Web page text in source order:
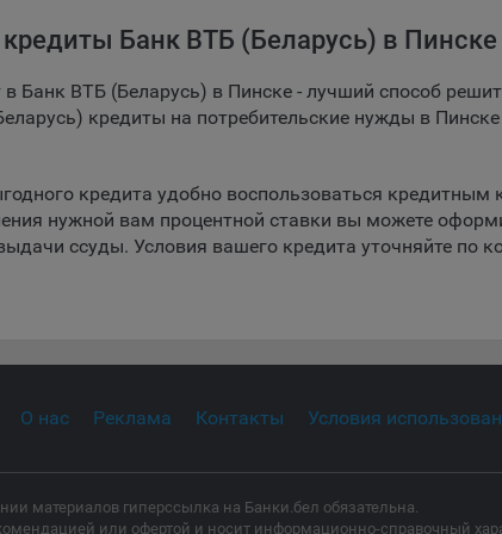
пользователя, в том числе имени
предотвращения повторных
функции улучшают условия работы
9.3. Файлы cookie предпочтений,
пользователем городе и других местных
соответствующим образом настраивать
использовании сайта, а также
9.5. Файлы cookie, применяемые для
Банк ВТБ (Беларусь) в Пинске
в Банк ВТБ (Беларусь) в Пинске - лучший способ
кредиты на потребительские нужды в
кредита удобно воспользоваться
нужной вам процентной ставки вы можете
ссуды. Условия вашего кредита уточняйте по
О нас Реклама Контакты Условия
материалов гиперссылка на Банки.бел обязательна.
или офертой и носит информационно-справочный